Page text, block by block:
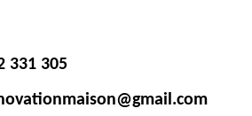
331 305